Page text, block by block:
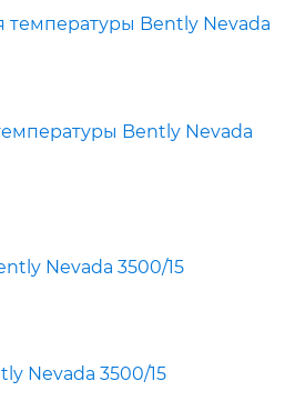
Bently Nevada
Nevada 3500/15